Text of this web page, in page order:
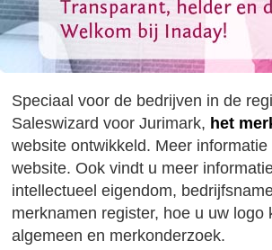
Speciaal voor de bedrijven in de
Saleswizard voor Jurimark, het
website ontwikkeld. Meer informatie
website. Ook vindt u meer
intellectueel eigendom,
merknamen register, hoe u uw
algemeen en merkonderzoek.